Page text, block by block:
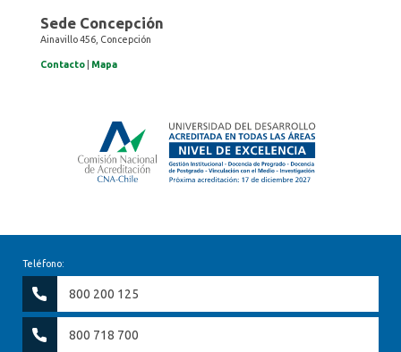
Sede Concepción
Ainavillo 456, Concepción
Contacto Mapa
Teléfono:
800 200 125
800 718 700